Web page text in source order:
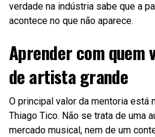
verdade na indústria sabe que a
acontece no que não aparece.
Aprender com quem
de artista grande
O principal valor da mentoria está
Thiago Tico. Não se trata de uma
mercado musical, nem de um